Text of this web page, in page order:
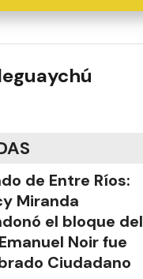
de Entre Ríos:
Miranda
el bloque del
Noir fue
Ciudadano